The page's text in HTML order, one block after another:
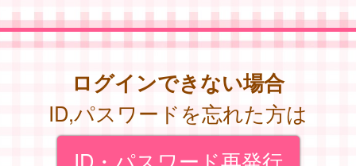
ログインできない場合
ID,パスワードを忘れた方は